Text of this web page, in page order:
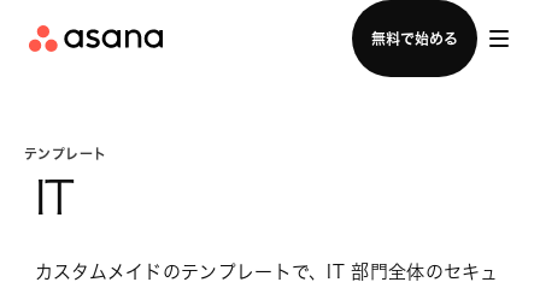
無料で始める
セールスチームに問い合わせる
テンプレート
IT
カスタムメイドのテンプレートで、IT 部門全体のセキュ